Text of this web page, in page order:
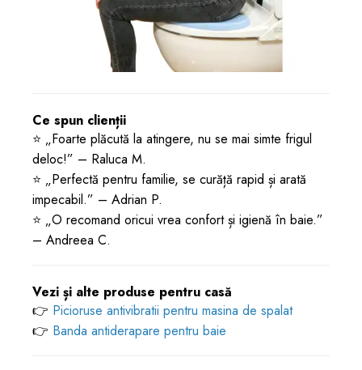
Ce spun clienții
⭐ „Foarte plăcută la atingere, nu se mai simte frigul
deloc!” – Raluca M.
⭐ „Perfectă pentru familie, se curăță rapid și arată
impecabil.” – Adrian P.
⭐ „O recomand oricui vrea confort și igienă în baie.”
– Andreea C.
Vezi și alte produse pentru casă
👉 Picioruse antivibratii pentru masina de spalat
👉 Banda antiderapare pentru baie